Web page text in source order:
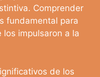
Comprender
fundamental para
los impulsaron a la
de los